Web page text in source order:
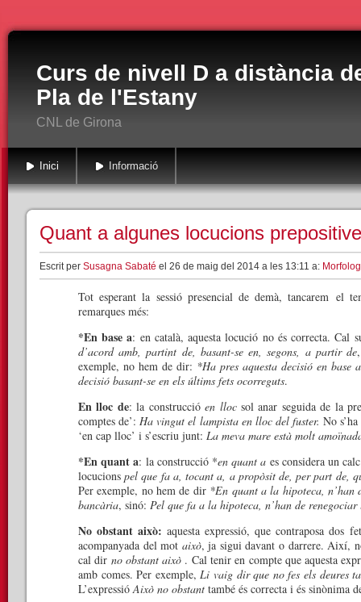
Curs de nivell D a distància
Pla de l'Estany
CNL de Girona
Inici Informació
Quant a algunes locucions
Escrit per Susagna Sabaté el 26 de maig del 2014 a les 13:11 a:
Tot esperant la sessió presencial de demà, tancarem el
remarques més:
*En base a: en català, aquesta locució no és correcta. Cal
d’acord amb, partint de, basant-se en, segons, a partir de
exemple, no hem de dir: *Ha pres aquesta decisió en base
decisió basant-se en els últims fets ocorreguts.
En lloc de: la construccióen llocsol anar seguida de la
comptes de’:Ha vingut el lampista en lloc del fuster.No
‘en cap lloc’ i s’escriu junt: La meva mare està molt
*En quant a: la construcció *en quant a es considera un
locucionspel que fa a, tocant a, a propòsit de, per part de,
Per exemple, no hem de dir *En quant a la hipoteca, n’han
bancària, sinó: Pel que fa a la hipoteca, n’han de
No obstant això: aquesta expressió, que contraposa dos
acompanyada del mot això, ja sigui davant o darrere. Així,
cal dir no obstant això . Cal tenir en compte que aquesta
amb comes. Per exemple,Li vaig dir que no fes els deures
L’expressióAixò no obstant també és correcta i és sinònima